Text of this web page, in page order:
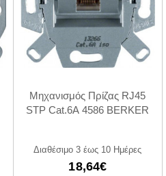
Μηχανισμός Πρίζας RJ45
STP Cat.6A 4586 BERKER
Διαθέσιμο 3 έως 10 Ημέρες
18,64€